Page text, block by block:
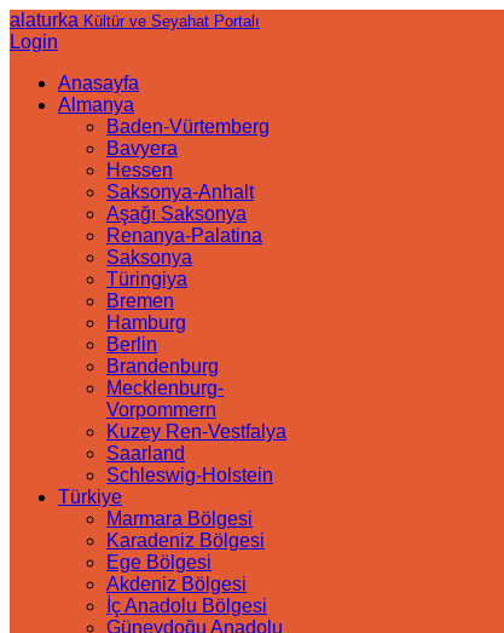
alaturka Kültür ve Seyahat Portalı
Login
Anasayfa
Almanya
Baden-Vürtemberg
Bavyera
Hessen
Saksonya-Anhalt
Aşağı Saksonya
Renanya-Palatina
Saksonya
Türingiya
Bremen
Hamburg
Berlin
Brandenburg
Mecklenburg-
Vorpommern
Kuzey Ren-Vestfalya
Saarland
Schleswig-Holstein
Türkiye
Marmara Bölgesi
Karadeniz Bölgesi
Ege Bölgesi
Akdeniz Bölgesi
İç Anadolu Bölgesi
Güneydoğu Anadolu